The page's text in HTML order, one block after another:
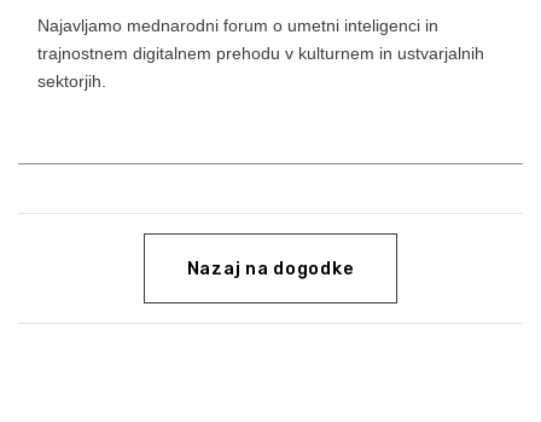
Najavljamo mednarodni forum o umetni inteligenci in
trajnostnem digitalnem prehodu v kulturnem in ustvarjalnih
sektorjih.
Nazaj na dogodke